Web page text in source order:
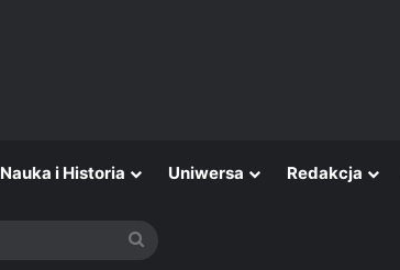
Nauka i Historia Uniwersa Redakcja